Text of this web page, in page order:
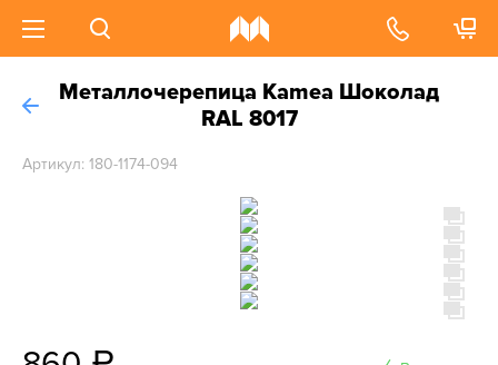
Металлочерепица Kamea Шоколад
RAL 8017
Артикул: 180-1174-094